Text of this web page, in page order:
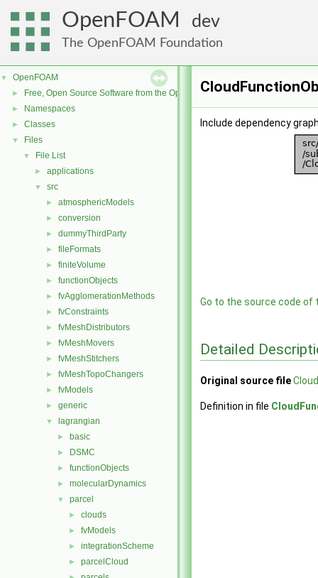
OpenFOAM dev
The OpenFOAM Foundation
▼ OpenFOAM
► Free, Open Source Software from the OpenFOAM Foundation
► Namespaces
► Classes
▼ Files
▼ File List
► applications
▼ src
► atmosphericModels
► conversion
► dummyThirdParty
► fileFormats
► finiteVolume
► functionObjects
► fvAgglomerationMethods
► fvConstraints
► fvMeshDistributors
► fvMeshMovers
► fvMeshStitchers
► fvMeshTopoChangers
► fvModels
► generic
▼ lagrangian
► basic
► DSMC
► functionObjects
► molecularDynamics
▼ parcel
► clouds
► fvModels
► integrationScheme
► parcelCloud
Include dependency
Go to the source code of
Detailed
Original source file
Definition in file